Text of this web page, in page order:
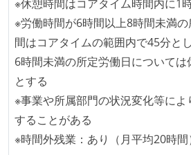
1ヶ月以下の短い期間でのイテ
している
デイリーでスタンドアップミー
に準じるチーム内の打ち合わせ
イテレーションの最後などに、
かえりミーティングを行っている
タスク見積もりの単位には絶対
※休憩時間はコアタイム時間内に1
※労働時間が6時間以上8時間未満
間はコアタイムの範囲内で45分とし
6時間未満の所定労働日について
とする
※事業や所属部門の状況変化等に
することがある
※時間外残業：あり（月平均20時間